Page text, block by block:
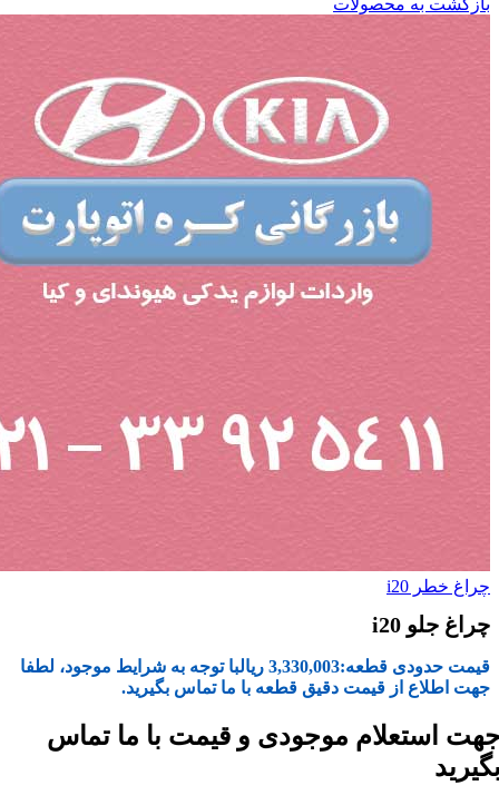
بازگشت به محصولات
چراغ خطر i20
چراغ جلو i20
قیمت حدودی قطعه:3,330,003 ریالبا توجه به شرایط موجود، لطفا
جهت اطلاع از قیمت دقیق قطعه با ما تماس بگیرید.
استعلام موجودی و قیمت با ما تماس